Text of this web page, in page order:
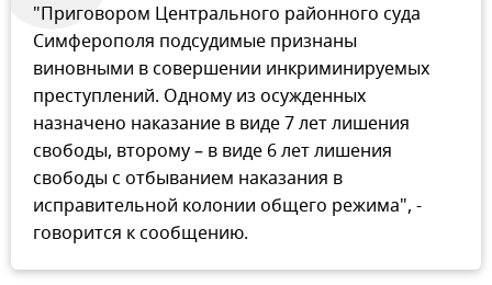
"Приговором Центрального районного суда
Симферополя подсудимые признаны
виновными в совершении инкриминируемых
преступлений. Одному из осужденных
назначено наказание в виде 7 лет лишения
свободы, второму – в виде 6 лет лишения
свободы с отбыванием наказания в
исправительной колонии общего режима", -
говорится к сообщению.